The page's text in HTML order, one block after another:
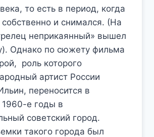
то есть в период, когда
и снимался. (На
неприкаянный» вышел
Однако по сюжету фильма
роль которого
артист России
переносится в
е годы в
советский город.
такого города был